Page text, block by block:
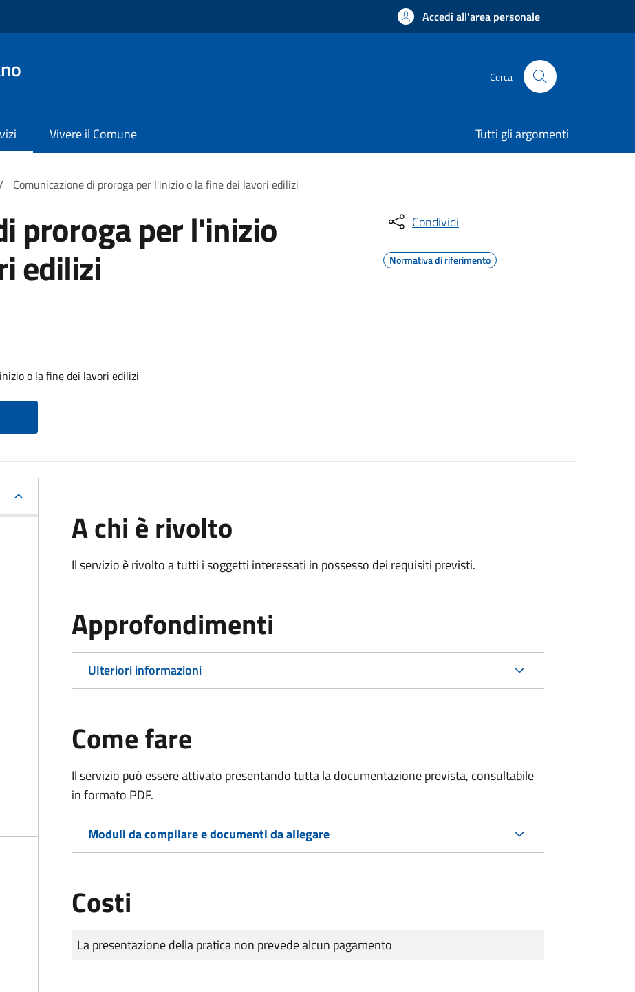
Accedi all'area personale
Cerca
Vivere il Comune Tutti gli argomenti
Comunicazione di proroga per l'inizio o la fine dei lavori edilizi
proroga per l'inizio
edilizi
o la fine dei lavori edilizi
Condividi
Normativa di riferimento
A chi è rivolto
Il servizio è rivolto a tutti i soggetti interessati in possesso dei requisiti previsti.
Approfondimenti
Ulteriori informazioni
Come fare
Il servizio può essere attivato presentando tutta la documentazione prevista, consultabile
in formato PDF.
Moduli da compilare e documenti da allegare
Costi
Tipo di pagamento
Importo
La presentazione della pratica non prevede alcun pagamento